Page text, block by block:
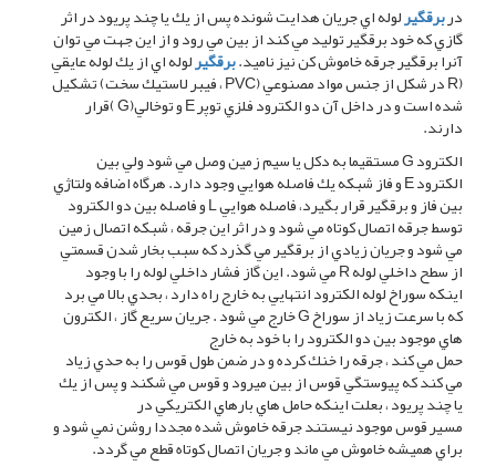
دربرقگيرلوله اي جريان هدايت شونده پس از يك يا چند پريود در اثر
گازي كه خود برقگير توليد مي كند از بين مي رود و از اين جهت مي توان
آنرا برقگير جرقه خاموش كن نيز ناميد.برقگيرلوله اي از يك لوله عايقي
(R در شكل از جنس مواد مصنوعي (PVC ، فيبر لاستيك سخت) تشكيل
شده است و در داخل آن دو الكترود فلزي توپر E و توخالي(G )قرار
دارند.
الكترود G مستقيما به دكل يا سيم زمين وصل مي شود ولي بين
الكترود E و فاز شبكه يك فاصله هوايي وجود دارد. هرگاه اضافه ولتاژي
بين فاز و برقگير قرار بگيرد، فاصله هوايي L و فاصله بين دو الكترود
توسط جرقه اتصال كوتاه مي شود و در اثر اين جرقه ، شبكه اتصال زمين
مي شود و جريان زيادي از برقگير مي گذرد كه سبب بخار شدن قسمتي
از سطح داخلي لوله R مي شود. اين گاز فشار داخلي لوله را با وجود
اينكه سوراخ لوله الكترود انتهايي به خارج راه دارد ، بحدي بالا مي برد
كه با سرعت زياد از سوراخ G خارج مي شود . جريان سريع گاز ، الكترون
هاي موجود بين دو الكترود را با خود به خارج
حمل مي كند ، جرقه را خنك كرده و در ضمن طول قوس را به حدي زياد
مي كند كه پيوستگي قوس از بين ميرود و قوس مي شكند و پس از يك
يا چند پريود ، بعلت اينكه حامل هاي بارهاي الكتريكي در
مسير قوس موجود نيستند جرقه خاموش شده مجددا روشن نمي شود و
براي هميشه خاموش مي ماند و جريان اتصال كوتاه قطع مي گردد.